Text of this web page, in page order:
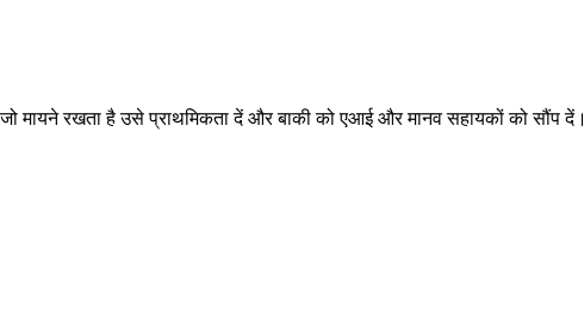
मायने रखता है उसे प्राथमिकता दें और बाकी को एआई और मानव सहायकों को सौंप दें।